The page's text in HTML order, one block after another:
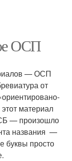
ОСП
— ОСП
от
материал
— произошло
названия —
буквы просто